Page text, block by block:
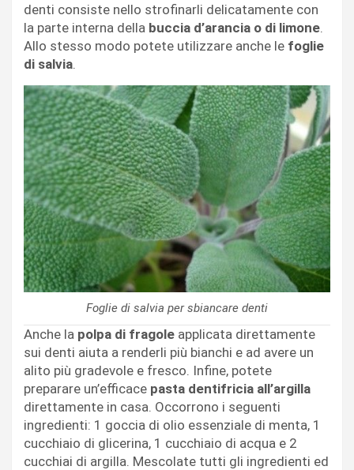
denti consiste nello strofinarli delicatamente con
la parte interna della buccia d’arancia o di limone.
Allo stesso modo potete utilizzare anche le foglie
di salvia.
Foglie di salvia per sbiancare denti
Anche la polpa di fragole applicata direttamente
sui denti aiuta a renderli più bianchi e ad avere un
alito più gradevole e fresco. Infine, potete
preparare un’efficace pasta dentifricia all’argilla
direttamente in casa. Occorrono i seguenti
ingredienti: 1 goccia di olio essenziale di menta, 1
cucchiaio di glicerina, 1 cucchiaio di acqua e 2
cucchiai di argilla. Mescolate tutti gli ingredienti ed